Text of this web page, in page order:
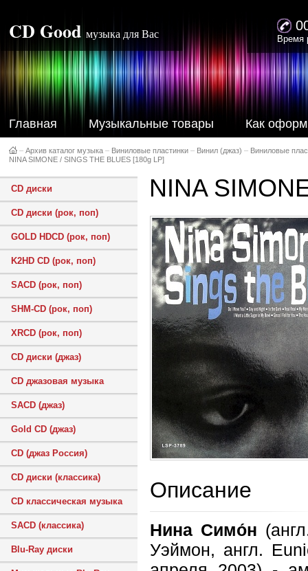
CD Good музыка для Вас Время
Главная Музыкальные товары Как
– Архив каталог музыка – Виниловые пластинки – Винил (джаз) – Виниловые
NINA SIMONE / SINGS THE BLUES [180g LP]
CD диски
CD диски (рок, поп)
GOLD HDCD (рок, поп)
K2HD CD (рок, поп)
SACD (рок, поп)
SHM-CD (рок, поп)
XRCD (рок, поп)
CD диски (джаз)
CD джазовая музыка
SACD (джаз)
Gold CD (джаз)
CD (джаз Россия)
CD диски (классика)
CD классическая музыка
SACD (классика)
Blu-Ray диски
NINA
Описание
Нина Симо́н
Уэймон, англ.